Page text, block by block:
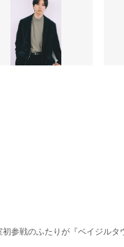
戦のふたりが『ベイジルタ